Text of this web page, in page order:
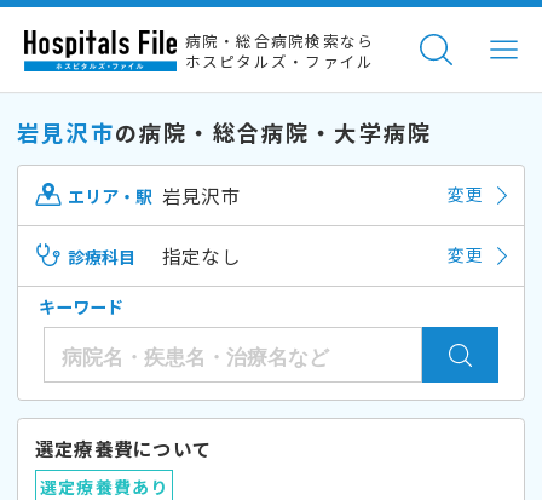
病院・総合病院検索なら
ホスピタルズ・ファイル
岩見沢市の病院・総合病院・大学病院
エリア・駅 岩見沢市 変更
診療科目 指定なし 変更
キーワード
選定療養費について
選定療養費あり